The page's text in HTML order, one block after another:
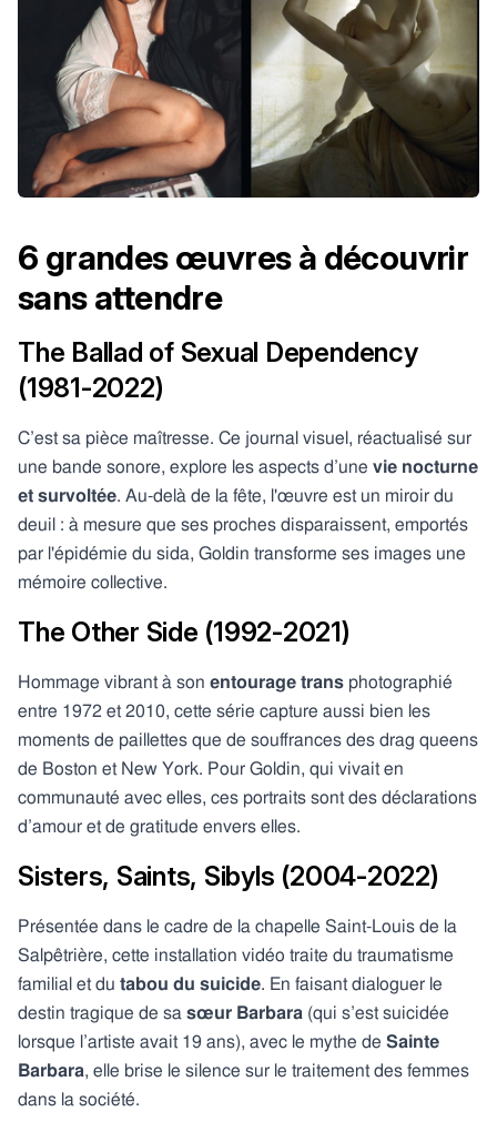
6 grandes œuvres à découvrir
sans attendre
The Ballad of Sexual Dependency
(1981-2022)
C’est sa pièce maîtresse. Ce journal visuel, réactualisé sur
une bande sonore, explore les aspects d’une vie nocturne
et survoltée. Au-delà de la fête, l'œuvre est un miroir du
deuil : à mesure que ses proches disparaissent, emportés
par l'épidémie du sida, Goldin transforme ses images une
mémoire collective.
The Other Side (1992-2021)
Hommage vibrant à son entourage trans photographié
entre 1972 et 2010, cette série capture aussi bien les
moments de paillettes que de souffrances des drag queens
de Boston et New York. Pour Goldin, qui vivait en
communauté avec elles, ces portraits sont des déclarations
d’amour et de gratitude envers elles.
Sisters, Saints, Sibyls (2004-2022)
Présentée dans le cadre de la chapelle Saint-Louis de la
Salpêtrière, cette installation vidéo traite du traumatisme
familial et du tabou du suicide. En faisant dialoguer le
destin tragique de sa sœur Barbara (qui s’est suicidée
lorsque l’artiste avait 19 ans), avec le mythe de Sainte
Barbara, elle brise le silence sur le traitement des femmes
dans la société.